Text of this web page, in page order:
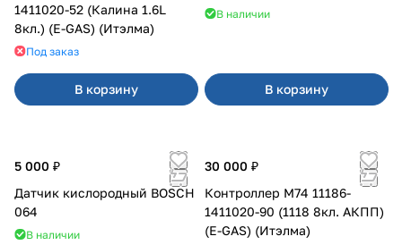
1411020-52 (Калина 1.6L
8кл.) (E-GAS) (Итэлма)
Под заказ
В корзину
В наличии
В корзину
5 000 ₽
Датчик кислородный BOSCH
064
В наличии
30 000 ₽
Контроллер М74 11186-
1411020-90 (1118 8кл. АКПП)
(E-GAS) (Итэлма)